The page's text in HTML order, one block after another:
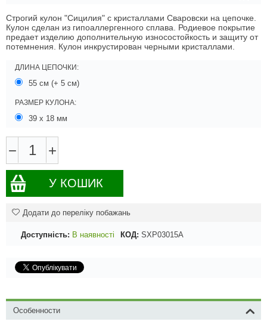
Строгий кулон "Сицилия" с кристаллами Сваровски на цепочке.
Кулон сделан из гипоаллергенного сплава. Родиевое покрытие
предает изделию дополнительную износостойкость и защиту от
потемнения. Кулон инкрустирован черными кристаллами.
ДЛИНА ЦЕПОЧКИ:
55 см (+ 5 см)
РАЗМЕР КУЛОНА:
39 х 18 мм
− +
У КОШИК
Додати до переліку побажань
Доступність: В наявності КОД: SXP03015A
Особенности